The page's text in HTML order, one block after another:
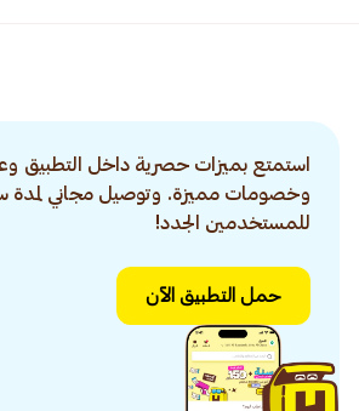
استمتع بميزات حصرية داخل التطبيق
وخصومات مميزة. وتوصيل مجاني لمدة
للمستخدمين الجدد!
حمل التطبيق الآن